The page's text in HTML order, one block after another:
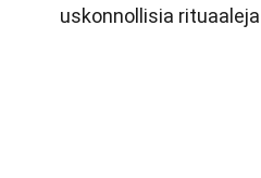
uskonnollisia